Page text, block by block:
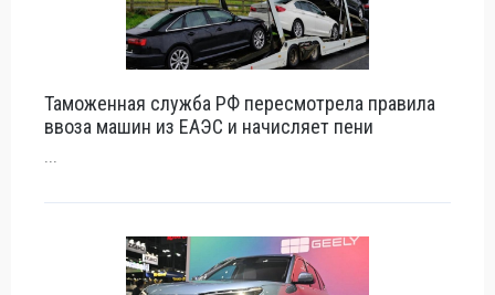
Таможенная служба РФ пересмотрела правила
ввоза машин из ЕАЭС и начисляет пени
...